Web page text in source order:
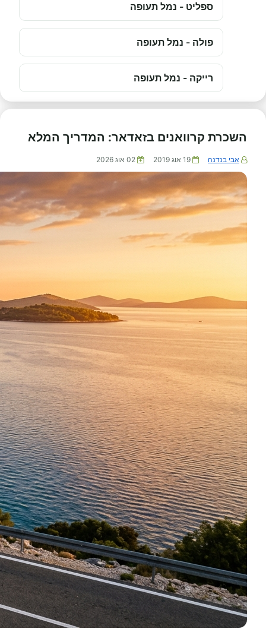
ספליט - נמל תעופה
פולה - נמל תעופה
רייקה - נמל תעופה
השכרת קרוואנים בזאדאר: המדריך המלא
אבי בנדנה 19 אוג 2019 02 אוג 2026